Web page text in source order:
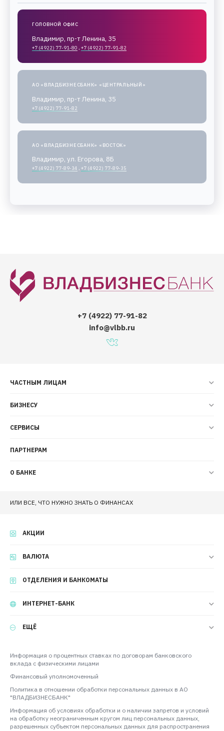
ГОЛОВНОЙ ОФИС
Владимир, пр-т Ленина, 35
+7 (4922) 77-91-80 , +7 (4922) 77-91-82
АО «ВЛАДБИЗНЕСБАНК» «ЦЕНТРАЛЬНЫЙ»
Владимир, пр-т Ленина, 35
+7 (4922) 77-91-82
АО «ВЛАДБИЗНЕСБАНК» «ВОСТОК»
Владимир, ул. Егорова, 8Б
+7 (4922) 77-89-34 , +7 (4922) 77-89-35
+7 (4922) 77-91-82
info@vlbb.ru
ЧАСТНЫМ ЛИЦАМ
БИЗНЕСУ
СЕРВИСЫ
ПАРТНЕРАМ
О БАНКЕ
ИЛИ ВСЕ, ЧТО НУЖНО ЗНАТЬ О ФИНАНСАХ
АКЦИИ
ВАЛЮТА
ОТДЕЛЕНИЯ И БАНКОМАТЫ
ИНТЕРНЕТ-БАНК
ЕЩЁ
Информация о процентных ставках по договорам банковского
вклада с физическими лицами
Финансовый уполномоченный
Политика в отношении обработки персональных данных в АО
"ВЛАДБИЗНЕСБАНК"
Информация об условиях обработки и о наличии запретов и условий
на обработку неограниченным кругом лиц персональных данных,
разрешенных субъектом персональных данных для распространения